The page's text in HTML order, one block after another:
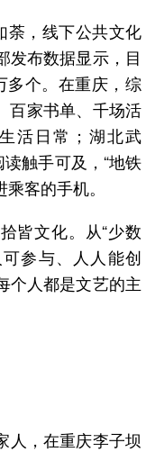
荼，线下公共文化
发布数据显示，目
多个。在重庆，综
百家书单、千场活
活日常；湖北武
触手可及，“地铁
客的手机。
皆文化。从“少数
参与、人人能创
个人都是文艺的主
人，在重庆李子坝